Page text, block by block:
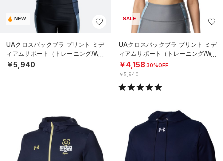
NEW
UAクロスバックブラ プリント ミデ
ィアムサポート（トレーニング/WO
MEN）
￥5,940
SALE
UAクロスバックブラ プリント ミデ
ィアムサポート（トレーニング/WO
MEN）
￥4,158 30%OFF
￥5,940